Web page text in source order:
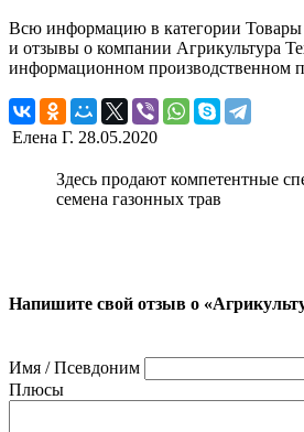
Всю информацию в категории Товары
и отзывы о компании Агрикультура
информационном производственном
Елена Г. 28.05.2020
Здесь продают компетентные
семена газонных трав
Напишите свой отзыв о
Имя / Псевдоним
Плюсы